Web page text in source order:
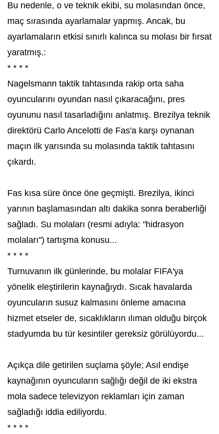
Bu nedenle, o ve teknik ekibi, su molasından önce,
maç sırasında ayarlamalar yapmış. Ancak, bu
ayarlamaların etkisi sınırlı kalınca su molası bir fırsat
yaratmış.:
* * * *
Nagelsmann taktik tahtasında rakip orta saha
oyuncularını oyundan nasıl çıkaracağını, pres
oyununu nasıl tasarladığını anlatmış. Brezilya teknik
direktörü Carlo Ancelotti de Fas'a karşı oynanan
maçın ilk yarısında su molasında taktik tahtasını
çıkardı.
Fas kısa süre önce öne geçmişti. Brezilya, ikinci
yarının başlamasından altı dakika sonra beraberliği
sağladı. Su molaları (resmi adıyla: "hidrasyon
molaları") tartışma konusu...
* * * *
Turnuvanın ilk günlerinde, bu molalar FIFA'ya
yönelik eleştirilerin kaynağıydı. Sıcak havalarda
oyuncuların susuz kalmasını önleme amacına
hizmet etseler de, sıcaklıkların ılıman olduğu birçok
stadyumda bu tür kesintiler gereksiz görülüyordu...
Açıkça dile getirilen suçlama şöyle; Asıl endişe
kaynağının oyuncuların sağlığı değil de iki ekstra
mola sadece televizyon reklamları için zaman
sağladığı iddia ediliyordu.
* * * *